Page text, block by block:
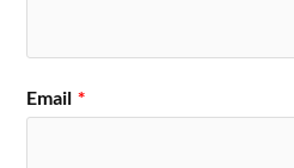
Email *